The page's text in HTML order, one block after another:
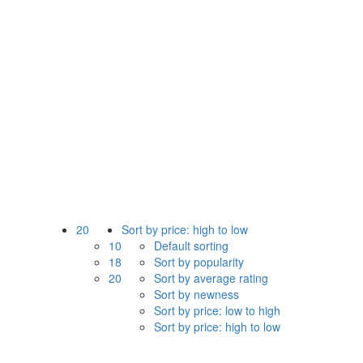
Sort by price: high to low
Default sorting
Sort by popularity
Sort by average rating
Sort by newness
Sort by price: low to high
Sort by price: high to low
20
10
18
20